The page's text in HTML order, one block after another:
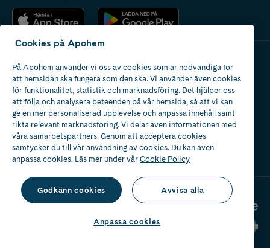
Apotek med tillstånd
av Läkemedelsverket
Cookies på Apohem
På Apohem använder vi oss av cookies som är nödvändiga för
att hemsidan ska fungera som den ska. Vi använder även cookies
för funktionalitet, statistik och marknadsföring. Det hjälper oss
att följa och analysera beteenden på vår hemsida, så att vi kan
ge en mer personaliserad upplevelse och anpassa innehåll samt
rikta relevant marknadsföring. Vi delar även informationen med
våra samarbetspartners. Genom att acceptera cookies
samtycker du till vår användning av cookies. Du kan även
anpassa cookies. Läs mer under vårCookie Policy
Godkänn cookies Avvisa alla
Anpassa cookies